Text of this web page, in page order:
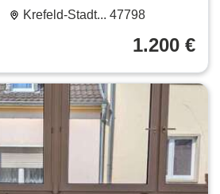
Krefeld-Stadt... 47798
1.200 €